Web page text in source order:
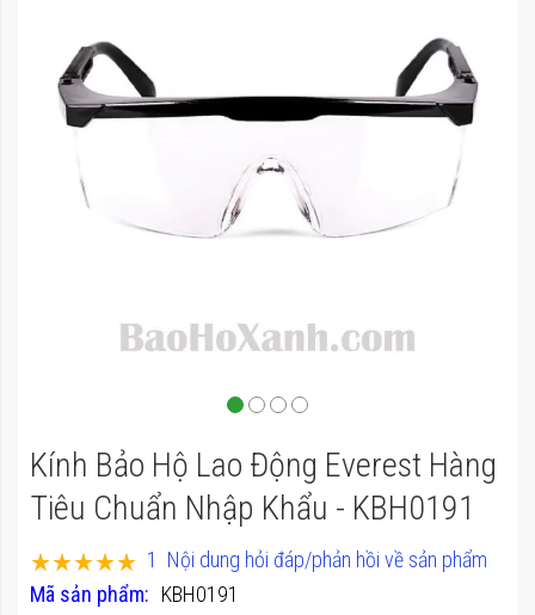
đến
phần
của
thư
Kính Bảo Hộ Lao Động Everest Hàng
Tiêu Chuẩn Nhập Khẩu - KBH0191
Mã sản phẩm KBH0191
Xếp hạng:
100
% of100
1 Nội dung hỏi đáp/phản hồi về sản phẩm